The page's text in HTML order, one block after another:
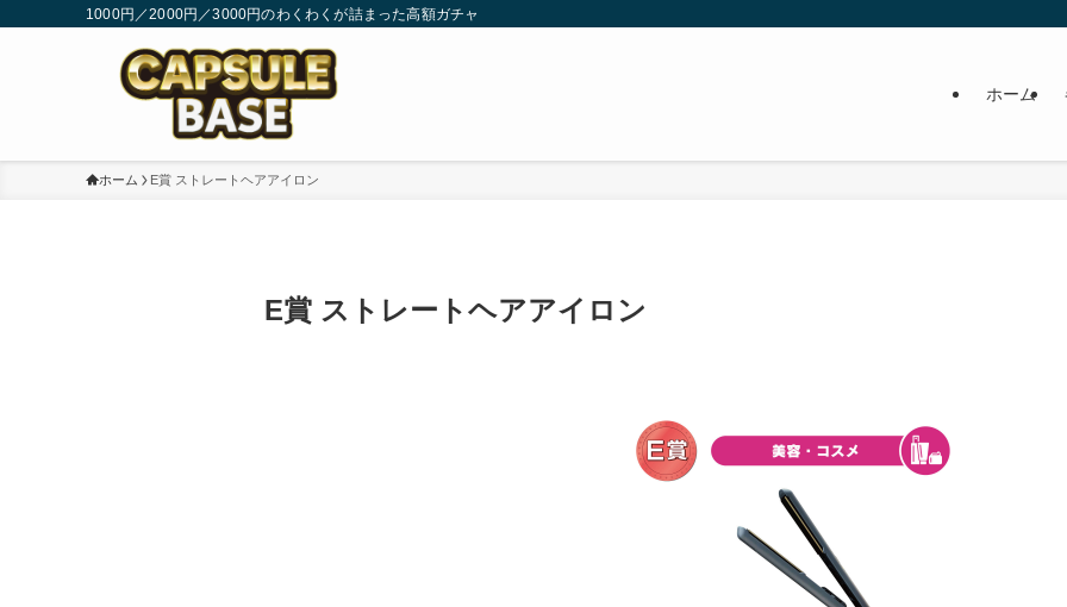
1000円／2000円／3000円のわくわくが詰まった高額ガチャ
ホーム
ホーム E賞 ストレートヘアアイロン
E賞 ストレートヘアアイロン